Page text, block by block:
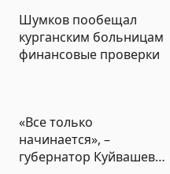
Шумков пообещал
курганским больницам
финансовые проверки
«Все только
начинается», –
губернатор Куйвашев